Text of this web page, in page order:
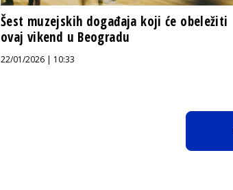
Šest muzejskih događaja koji će obeležiti
ovaj vikend u Beogradu
22/01/2026 | 10:33